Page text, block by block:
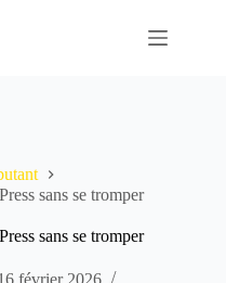
sans se tromper
sans se tromper
février 2026